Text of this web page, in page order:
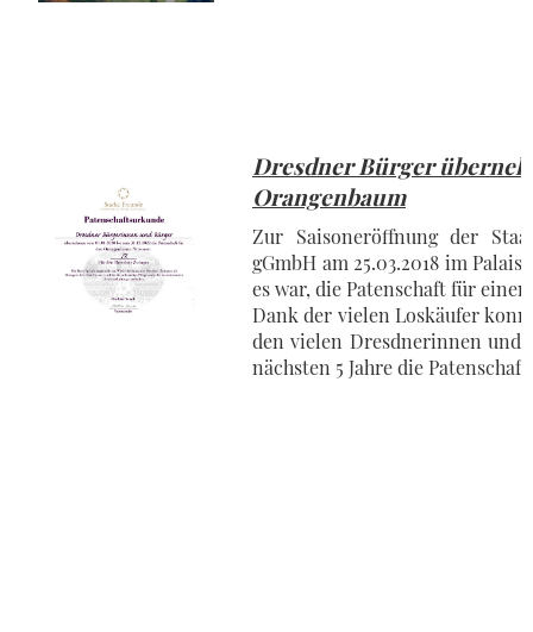
Dresdner Bürger
Orangenbaum
Zur Saisoneröffnung der
gGmbH am 25.03.2018 im
es war, die Patenschaft für
Dank der vielen Loskäufer
den vielen Dresdnerinnen und
nächsten 5 Jahre die